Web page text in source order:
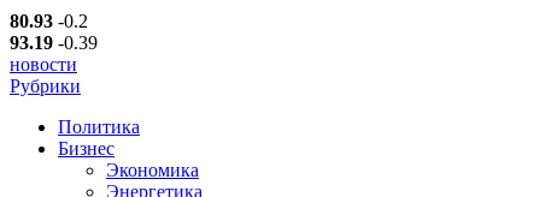
80.93 -0.2
93.19 -0.39
новости
Рубрики
Политика
Бизнес
Экономика
Энергетика